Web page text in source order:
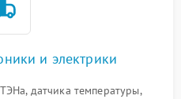
и электрики
датчика температуры,